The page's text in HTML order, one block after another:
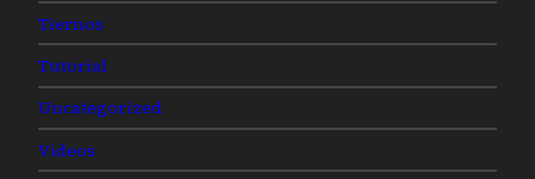
Tiernos
Tutorial
Uncategorized
Videos